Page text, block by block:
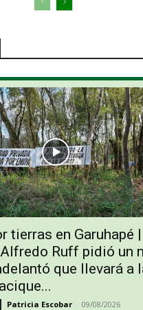
tierras en Garuhapé
Ruff pidió un
que llevará a
Patricia Escobar - 09/08/2026